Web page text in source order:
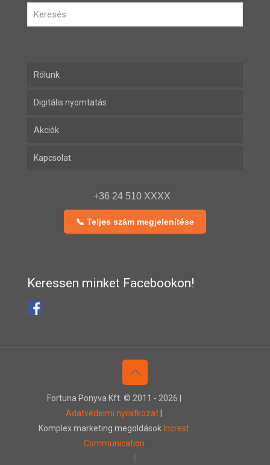
Rólunk
Digitális nyomtatás
Akciók
Kapcsolat
+36 24 510 XXXX
📞 Teljes szám megjelenítése
Keressen minket Facebookon!
Fortuna Ponyva Kft. © 2011 - 2026 |
Adatvédelmi nyilatkozat
Komplex marketing megoldások Increst
Communication